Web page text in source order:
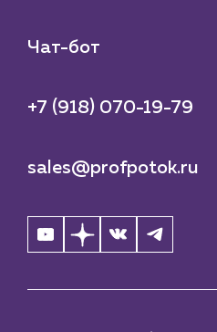
Чат-бот
+7 (918) 070-19-79
sales@profpotok.ru